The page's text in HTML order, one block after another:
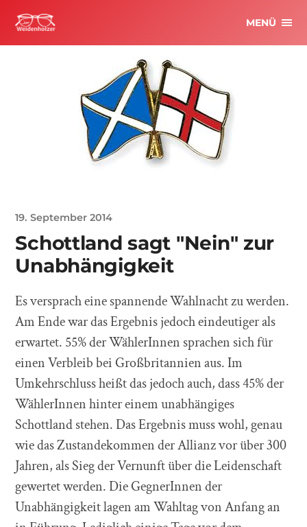
MENÜ
19. September 2014
Schottland sagt "Nein" zur
Unabhängigkeit
Es versprach eine spannende Wahlnacht zu werden.
Am Ende war das Ergebnis jedoch eindeutiger als
erwartet. 55% der WählerInnen sprachen sich für
einen Verbleib bei Großbritannien aus. Im
Umkehrschluss heißt das jedoch auch, dass 45% der
WählerInnen hinter einem unabhängiges
Schottland stehen. Das Ergebnis muss wohl, genau
wie das Zustandekommen der Allianz vor über 300
Jahren, als Sieg der Vernunft über die Leidenschaft
gewertet werden. Die GegnerInnen der
Unabhängigkeit lagen am Wahltag von Anfang an